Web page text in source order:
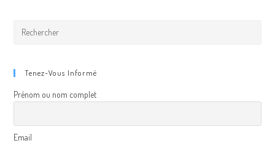
Tenez-Vous Informé
Prénom ou nom complet
Email